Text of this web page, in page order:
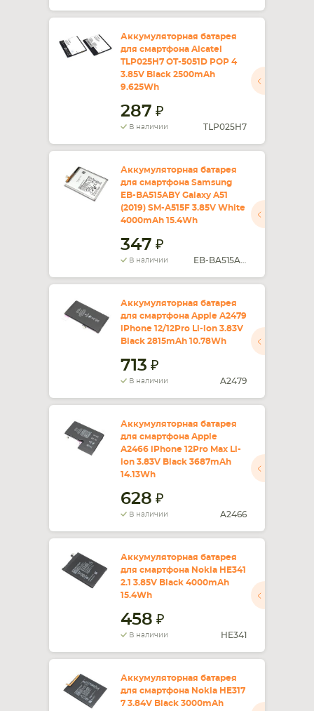
Аккумуляторная батарея
для смартфона Alcatel
TLP025H7 OT-5051D POP 4
3.85V Black 2500mAh
9.625Wh
287
В наличии TLP025H7
Аккумуляторная батарея
для смартфона Samsung
EB-BA515ABY Galaxy A51
(2019) SM-A515F 3.85V White
4000mAh 15.4Wh
347
В наличии
Аккумуляторная батарея
для смартфона Apple A2479
iPhone 12/12Pro Li-ion 3.83V
Black 2815mAh 10.78Wh
713
В наличии A2479
Аккумуляторная батарея
для смартфона Apple
A2466 iPhone 12Pro Max Li-
ion 3.83V Black 3687mAh
14.13Wh
628
В наличии A2466
Аккумуляторная батарея
для смартфона Nokia HE341
2.1 3.85V Black 4000mAh
15.4Wh
458
В наличии HE341
Аккумуляторная батарея
для смартфона Nokia HE317
7 3.84V Black 3000mAh